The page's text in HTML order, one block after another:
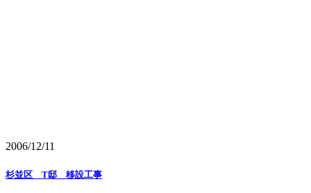
2006/12/11
杉並区 T邸 移設工事